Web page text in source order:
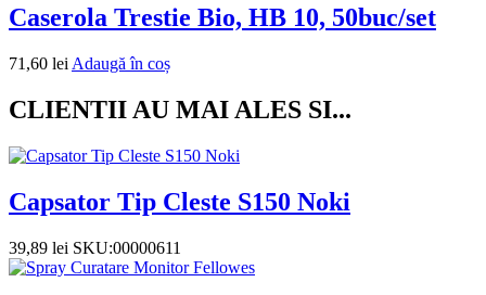
Caserola Trestie Bio, HB 10, 50buc/set
71,60 lei Adaugă în coș
CLIENTII AU MAI ALES SI...
Capsator Tip Cleste S150 Noki
39,89 lei SKU:00000611